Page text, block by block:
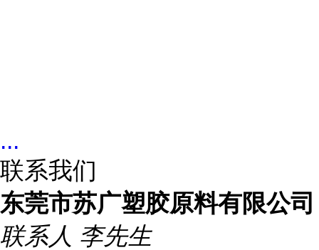
...
联系我们
东莞市苏广塑胶原料有限公司
联系人 李先生